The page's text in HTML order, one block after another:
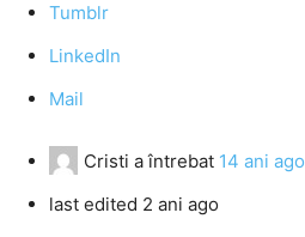
Tumblr
LinkedIn
Mail
Cristi a întrebat 14 ani ago
last edited 2 ani ago